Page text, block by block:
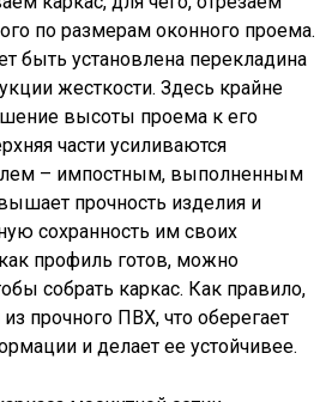
по размерам оконного проема.
быть установлена перекладина
жесткости. Здесь крайне
высоты проема к его
части усиливаются
– импостным, выполненным
прочность изделия и
сохранность им своих
профиль готов, можно
собрать каркас. Как правило,
прочного ПВХ, что оберегает
и делает ее устойчивее.